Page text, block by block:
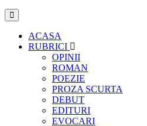
ACASA
RUBRICI
OPINII
ROMAN
POEZIE
PROZA SCURTA
DEBUT
EDITURI
EVOCARI